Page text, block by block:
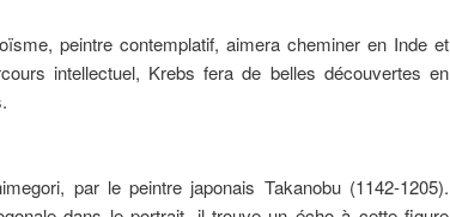
peintre contemplatif, aimera cheminer en Inde et
intellectuel, Krebs fera de belles découvertes en
par le peintre japonais Takanobu (1142-1205).